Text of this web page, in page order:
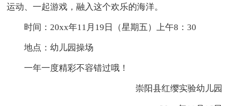
运动、一起游戏，融入这个欢乐的海洋。
时间：20xx年11月19日（星期五）上午8：30
地点：幼儿园操场
一年一度精彩不容错过哦！
崇阳县红缨实验幼儿园